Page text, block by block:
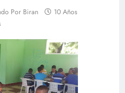
Por Biran
10 Años